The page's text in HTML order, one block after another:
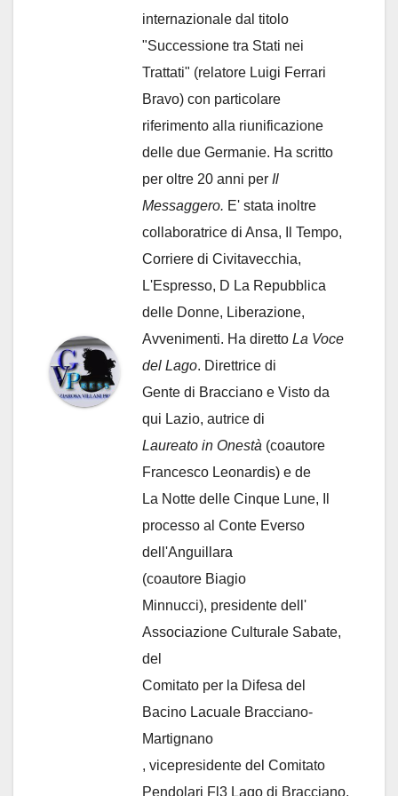
internazionale dal titolo
"Successione tra Stati nei
Trattati" (relatore Luigi Ferrari
Bravo) con particolare
riferimento alla riunificazione
delle due Germanie. Ha scritto
per oltre 20 anni per Il
Messaggero. E' stata inoltre
collaboratrice di Ansa, Il Tempo,
Corriere di Civitavecchia,
L'Espresso, D La Repubblica
delle Donne, Liberazione,
Avvenimenti. Ha diretto La Voce
del Lago. Direttrice di
Gente di Bracciano e Visto da
qui Lazio, autrice di
Laureato in Onestà (coautore
Francesco Leonardis) e de
La Notte delle Cinque Lune, Il
processo al Conte Everso
dell'Anguillara
(coautore Biagio
Minnucci), presidente dell'
Associazione Culturale Sabate,
del
Comitato per la Difesa del
Bacino Lacuale Bracciano-
Martignano
, vicepresidente del Comitato
Pendolari Fl3 Lago di Bracciano.